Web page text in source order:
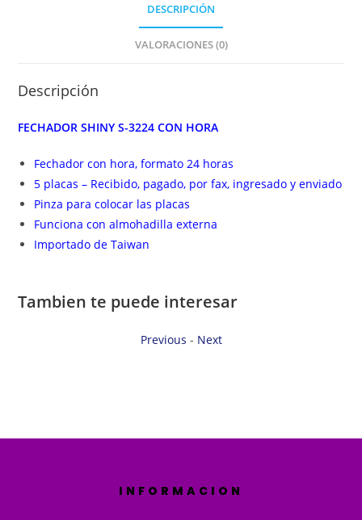
DESCRIPCIÓN
VALORACIONES (0)
Descripción
FECHADOR SHINY S-3224 CON HORA
Fechador con hora, formato 24 horas
5 placas – Recibido, pagado, por fax, ingresado y enviado
Pinza para colocar las placas
Funciona con almohadilla externa
Importado de Taiwan
Tambien te puede interesar
Previous - Next
INFORMACION